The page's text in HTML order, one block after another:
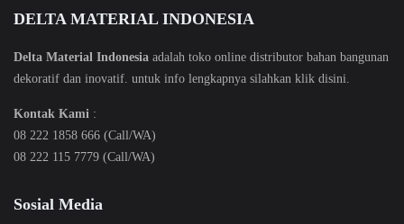
DELTA MATERIAL INDONESIA
Delta Material Indonesia adalah toko online distributor bahan bangunan
dekoratif dan inovatif. untuk info lengkapnya silahkan klik disini.
Kontak Kami :
08 222 1858 666 (Call/WA)
08 222 115 7779 (Call/WA)
Sosial Media